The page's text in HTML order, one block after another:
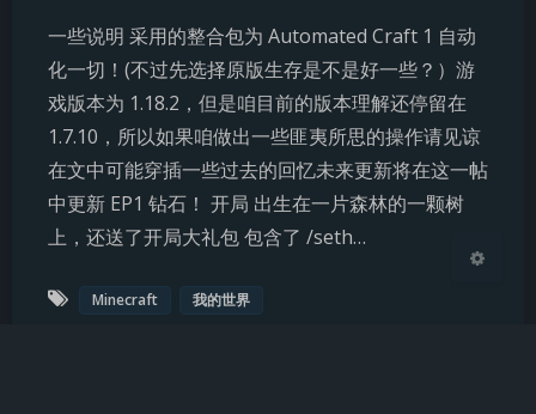
Sans Serif Serif
浅阴影 深阴影
关闭 日落 暗化 灰度
一些说明 采用的整合包为 Automated Craft 1 自动
化一切！(不过先选择原版生存是不是好一些？）游
戏版本为 1.18.2，但是咱目前的版本理解还停留在
1.7.10，所以如果咱做出一些匪夷所思的操作请见谅
在文中可能穿插一些过去的回忆未来更新将在这一帖
中更新 EP1 钻石！ 开局 出生在一片森林的一颗树
上，还送了开局大礼包 包含了 /seth…
Minecraft 我的世界